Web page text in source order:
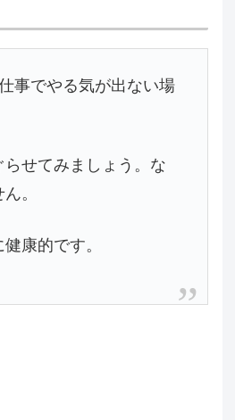
事でやる気が出ない場
せてみましょう。な
。
康的です。